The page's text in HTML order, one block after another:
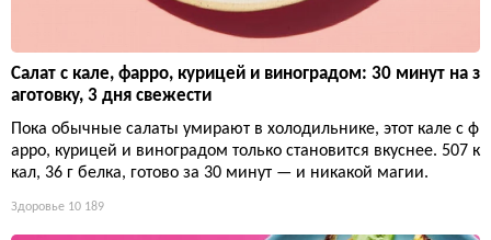
Салат с кале, фарро, курицей и виноградом: 30 минут на з
аготовку, 3 дня свежести
Пока обычные салаты умирают в холодильнике, этот кале с ф
арро, курицей и виноградом только становится вкуснее. 507 к
кал, 36 г белка, готово за 30 минут — и никакой магии.
Здоровье 10 189